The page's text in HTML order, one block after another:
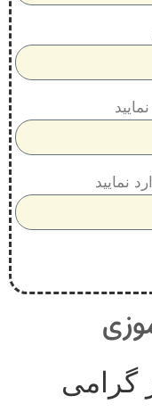
نمایید
گرامی